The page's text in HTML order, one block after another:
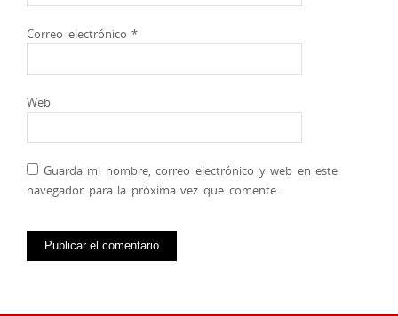
Correo electrónico*
Web
Guarda mi nombre, correo electrónico y web en este
navegador para la próxima vez que comente.